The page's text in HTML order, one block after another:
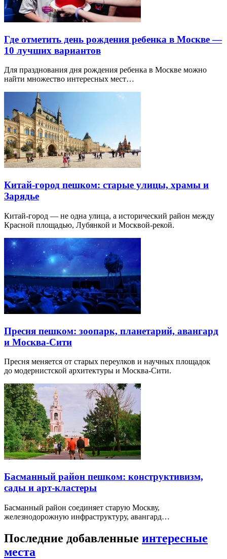
Где отметить день рождения ребенка в Москве —
10 лучших вариантов
Для празднования дня рождения ребенка в Москве можно
найти множество интересных мест…
Китай-город пешком: старые улицы, храмы и
Зарядье
Китай-город — не одна улица, а исторический район между
Красной площадью, Лубянкой и Москвой-рекой.
Пресня пешком: зоопарк, планетарий, авангард
и Москва-Сити
Пресня меняется от старых переулков и научных площадок
до модернистской архитектуры и Москва-Сити.
Басманный район пешком: конструктивизм,
сады и арт-кластеры
Басманный район соединяет старую Москву,
железнодорожную инфраструктуру, авангард…
Последние добавленные интересные
места